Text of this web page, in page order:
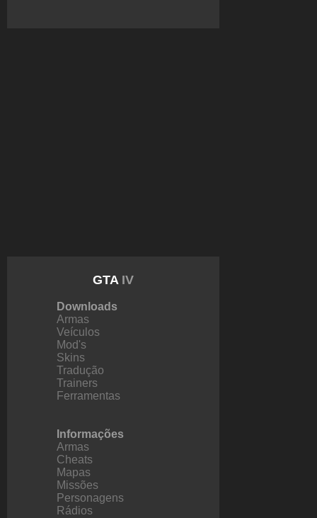
GTA IV
Downloads
Armas
Veículos
Mod's
Skins
Tradução
Trainers
Ferramentas
Informações
Armas
Cheats
Mapas
Missões
Personagens
Rádios